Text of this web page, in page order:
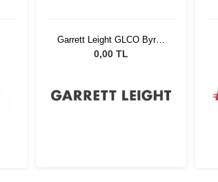
Garrett Leight GLCO Byrne
46 Vintage Burnt Tortoise
0,00 TL